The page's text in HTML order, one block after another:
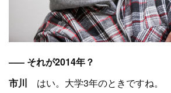
––– それが2014年？
市川 はい。大学3年のときですね。